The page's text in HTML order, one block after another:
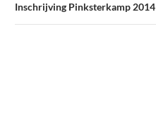
Inschrijving Pinksterkamp 2014